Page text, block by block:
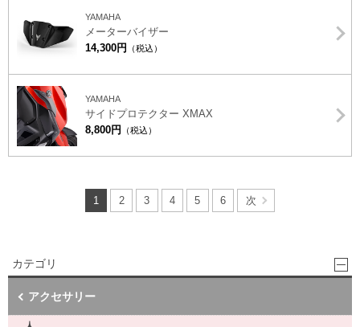
YAMAHA
メーターバイザー
14,300円
（税込）
YAMAHA
サイドプロテクター XMAX
8,800円
（税込）
1 2 3 4 5 6 次
カテゴリ
アクセサリー